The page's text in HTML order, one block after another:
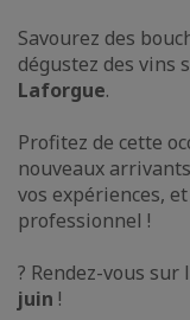
Savourez des
dégustez des vins
Laforgue.
Profitez de cette
nouveaux
vos expériences,
professionnel !
? Rendez-vous
juin !